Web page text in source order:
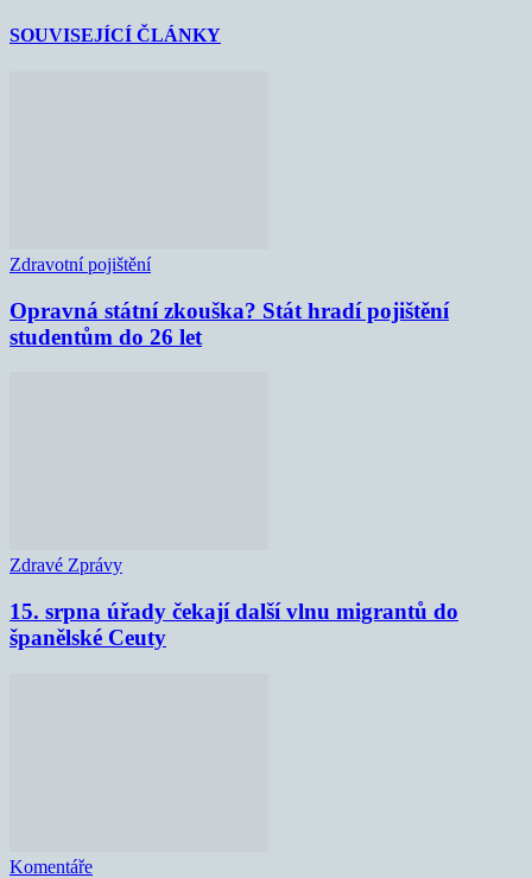
SOUVISEJÍCÍ ČLÁNKY
Zdravotní pojištění
Opravná státní zkouška? Stát hradí pojištění
studentům do 26 let
Zdravé Zprávy
15. srpna úřady čekají další vlnu migrantů do
španělské Ceuty
Komentáře